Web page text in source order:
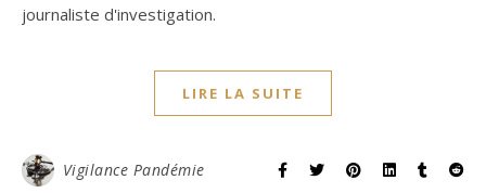
journaliste d'investigation.
LIRE LA SUITE
Vigilance Pandémie